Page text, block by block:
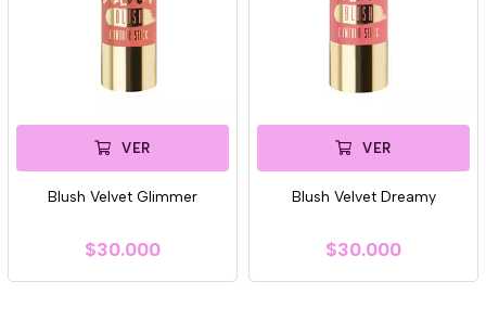
VER
Blush Velvet Glimmer
$30.000
VER
Blush Velvet Dreamy
$30.000